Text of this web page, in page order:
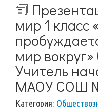
🗊
мир 1 класс
мир
Учитель
МАОУ СОШ
Категория: